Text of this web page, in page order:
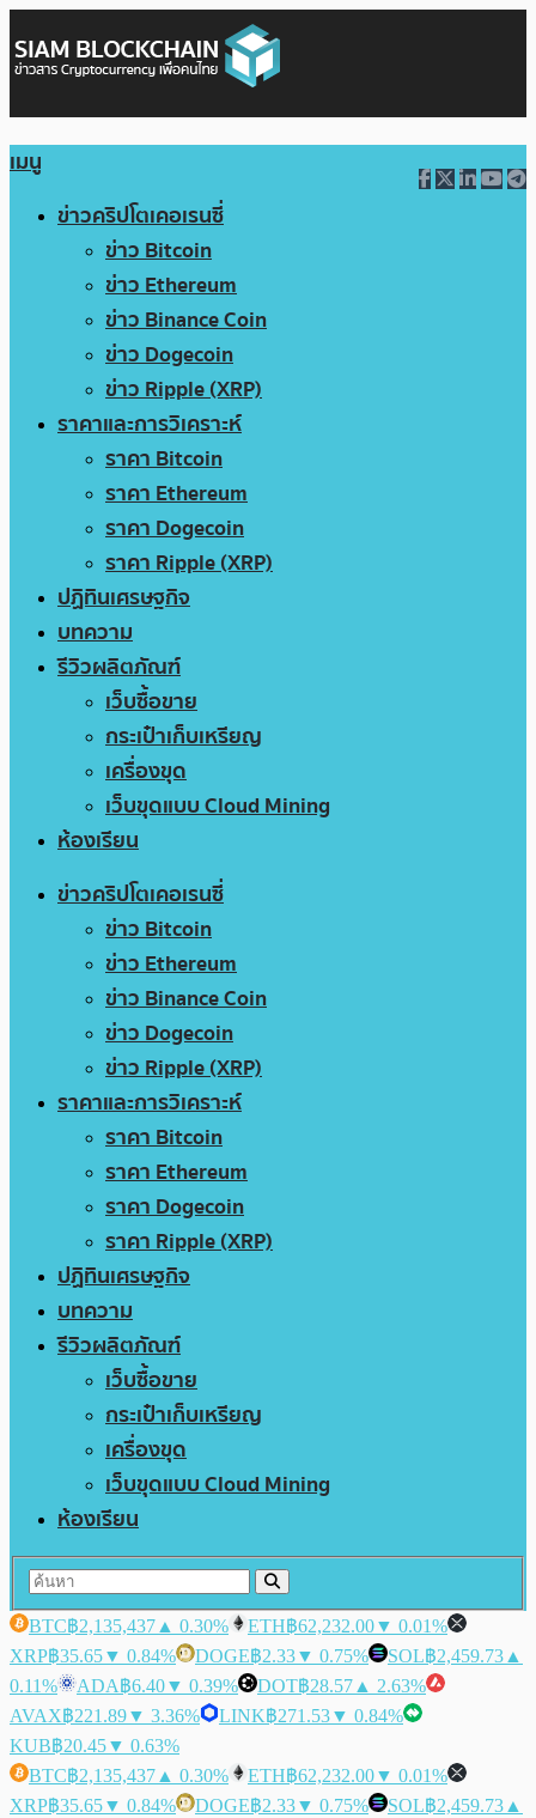
เมนู
ข่าวคริปโตเคอเรนซี่
ข่าว Bitcoin
ข่าว Ethereum
ข่าว Binance Coin
ข่าว Dogecoin
ข่าว Ripple (XRP)
ราคาและการวิเคราะห์
ราคา Bitcoin
ราคา Ethereum
ราคา Dogecoin
ราคา Ripple (XRP)
ปฏิทินเศรษฐกิจ
บทความ
รีวิวผลิตภัณฑ์
เว็บซื้อขาย
กระเป๋าเก็บเหรียญ
เครื่องขุด
เว็บขุดแบบ Cloud Mining
ห้องเรียน
ข่าวคริปโตเคอเรนซี่
ข่าว Bitcoin
ข่าว Ethereum
ข่าว Binance Coin
ข่าว Dogecoin
ข่าว Ripple (XRP)
ราคาและการวิเคราะห์
ราคา Bitcoin
ราคา Ethereum
ราคา Dogecoin
ราคา Ripple (XRP)
ปฏิทินเศรษฐกิจ
บทความ
รีวิวผลิตภัณฑ์
เว็บซื้อขาย
กระเป๋าเก็บเหรียญ
เครื่องขุด
เว็บขุดแบบ Cloud Mining
ห้องเรียน
BTC฿2,135,437 ▲ 0.30% ETH฿62,232.00▼ 0.01%
XRP฿35.65▼ 0.84% DOGE฿2.33▼ 0.75% SOL฿2,459.73 ▲
0.11%
ADA฿6.40▼ 0.39% DOT฿28.57 ▲ 2.63%
AVAX฿221.89▼ 3.36% LINK฿271.53▼ 0.84%
KUB฿20.45▼ 0.63%
BTC฿2,135,437 ▲ 0.30% ETH฿62,232.00▼ 0.01%
XRP฿35.65▼ 0.84% DOGE฿2.33▼ 0.75% SOL฿2,459.73 ▲